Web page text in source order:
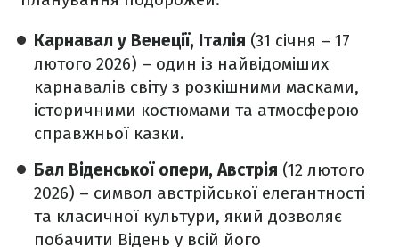
Карнавал у Венеції, Італія (31 січня – 17
лютого 2026) – один із найвідоміших
карнавалів світу з розкішними масками,
історичними костюмами та атмосферою
справжньої казки.
Бал Віденської опери, Австрія (12 лютого
2026) – символ австрійської елегантності
та класичної культури, який дозволяє
побачити Відень у всій його